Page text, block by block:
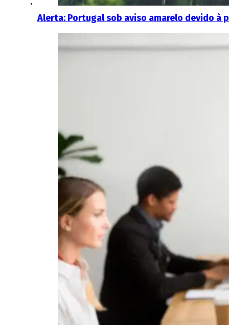
Alerta: Portugal sob aviso amarelo devido à